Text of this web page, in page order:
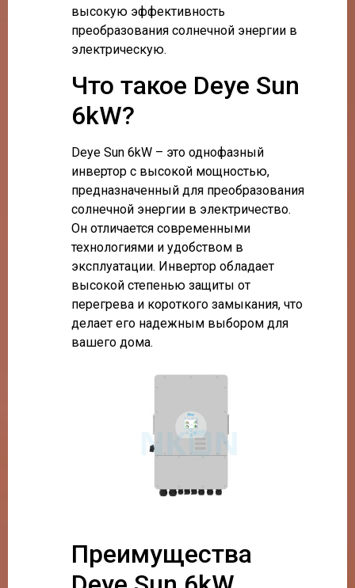
высокую эффективность
преобразования солнечной энергии в
электрическую.
Что такое Deye Sun
6kW?
Deye Sun 6kW – это однофазный
инвертор с высокой мощностью,
предназначенный для преобразования
солнечной энергии в электричество.
Он отличается современными
технологиями и удобством в
эксплуатации. Инвертор обладает
высокой степенью защиты от
перегрева и короткого замыкания, что
делает его надежным выбором для
вашего дома.
Преимущества